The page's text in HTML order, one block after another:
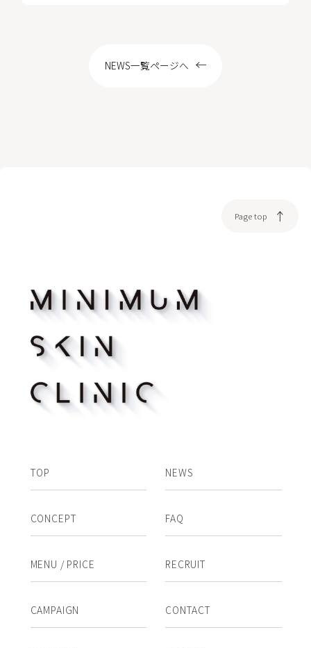
NEWS一覧ページへ
Page top
TOP
CONCEPT
MENU / PRICE
CAMPAIGN
NEWS
FAQ
RECRUIT
CONTACT